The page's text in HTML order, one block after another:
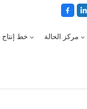
خط مركز الحالة